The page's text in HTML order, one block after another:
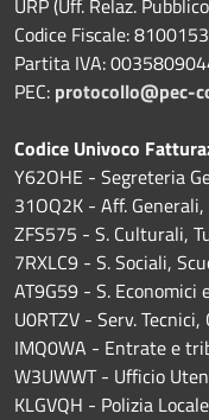
Codice Fiscale:
Partita IVA:
PEC: protocollo@pec-
Codice Univoco
Y62OHE - Segreteria
31OQ2K - Aff.
ZFS575 - S. Culturali,
7RXLC9 - S. Sociali,
AT9G59 - S. Economici
U0RTZV - Serv.
IMQ0WA - Entrate e
W3UWWT - Ufficio
KLGVQH - Polizia Locale